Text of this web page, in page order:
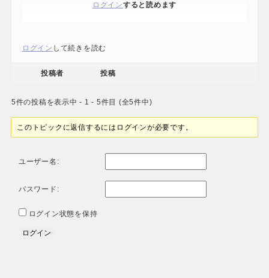
ログインすると読めます
ログイン して続きを読む
投稿者 投稿
5件の投稿を表示中 - 1 - 5件目 (全5件中)
このトピックに返信するにはログインが必要です。
ユーザー名:
パスワード:
ログイン状態を保持
ログイン